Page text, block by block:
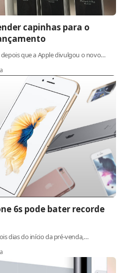
capinhas para o
que a Apple divulgou o novo…
6s pode bater recorde
dias do início da pré-venda,…